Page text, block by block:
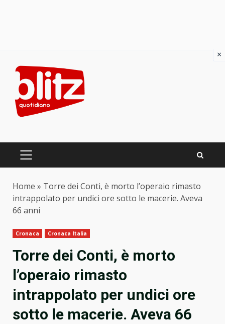
content
PRIMARY
Home » Torre dei Conti, è morto l’operaio rimasto
intrappolato per undici ore sotto le macerie. Aveva
66 anni
Cronaca Cronaca Italia
Torre dei Conti, è morto
l’operaio rimasto
intrappolato per undici ore
sotto le macerie. Aveva 66
×